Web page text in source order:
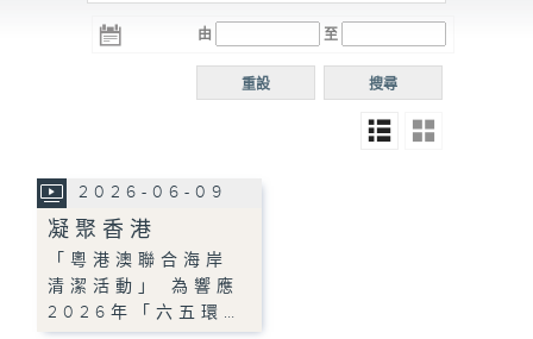
電台 電台
R5
電台
普通
由 至
搜尋
重設
2026-06-09
凝聚香港
「粵港澳聯合海岸
清潔活動」 為響應
2026年「六五環…